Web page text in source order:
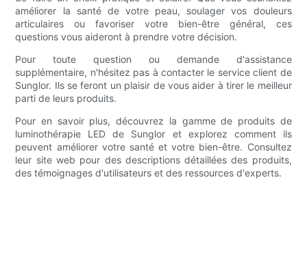
améliorer la santé de votre peau, soulager vos douleurs
articulaires ou favoriser votre bien-être général, ces
questions vous aideront à prendre votre décision.
Pour toute question ou demande d'assistance
supplémentaire, n'hésitez pas à contacter le service client de
Sunglor. Ils se feront un plaisir de vous aider à tirer le meilleur
parti de leurs produits.
Pour en savoir plus, découvrez la gamme de produits de
luminothérapie LED de Sunglor et explorez comment ils
peuvent améliorer votre santé et votre bien-être. Consultez
leur site web pour des descriptions détaillées des produits,
des témoignages d'utilisateurs et des ressources d'experts.